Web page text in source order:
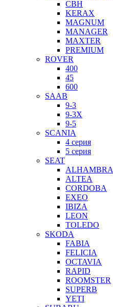
CBH
KERAX
MAGNUM
MANAGER
MAXTER
PREMIUM
ROVER
400
45
600
SAAB
9-3
9-3X
9-5
SCANIA
4 серия
5 серия
SEAT
ALHAMBRA
ALTEA
CORDOBA
EXEO
IBIZA
LEON
TOLEDO
SKODA
FABIA
FELICIA
OCTAVIA
RAPID
ROOMSTER
SUPERB
YETI